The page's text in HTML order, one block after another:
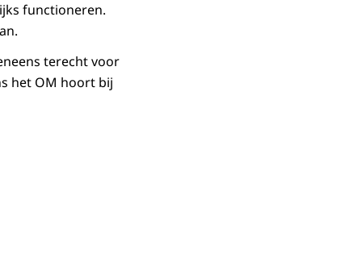
functioneren.
terecht voor
het OM hoort bij